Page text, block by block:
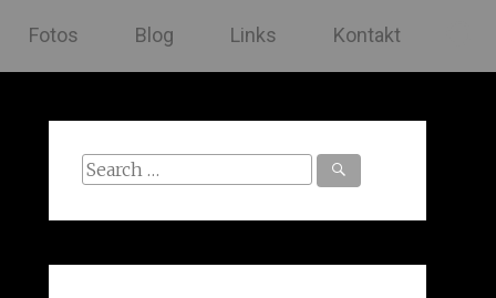
Fotos Blog Links Kontakt
Search